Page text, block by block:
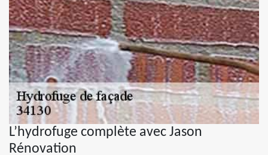
L’hydrofuge complète avec Jason
Rénovation